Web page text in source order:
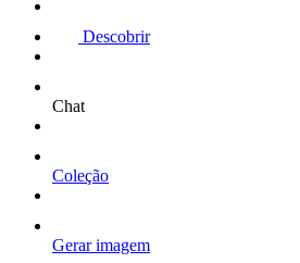
Descobrir
Chat
Coleção
Gerar imagem